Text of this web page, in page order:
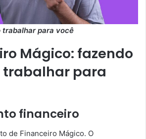
trabalhar para você
Mágico: fazendo
trabalhar para
financeiro
de Financeiro Mágico. O